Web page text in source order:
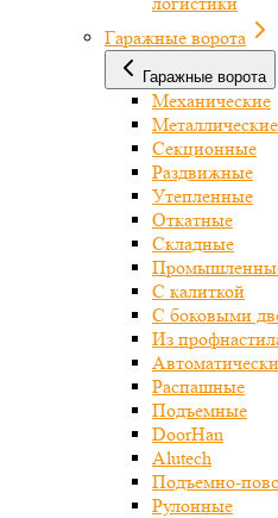
Гаражные ворота
Гаражные ворота
Механические
Металлические
Секционные
Раздвижные
Утепленные
Откатные
Складные
С калиткой
С боковыми
Из
Распашные
Подъемные
DoorHan
Alutech
Подъемно-
Рулонные